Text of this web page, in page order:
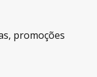
promoções